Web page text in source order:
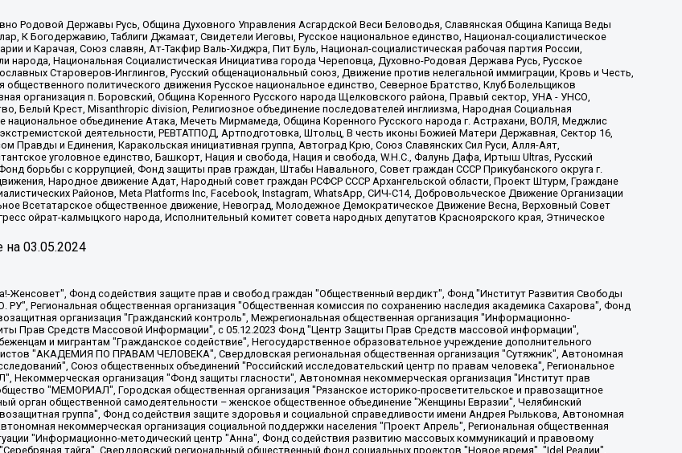
Родовой Державы Русь, Община Духовного Управления Асгардской Веси Беловодья, Славянская Община Капища Веды
К Богодержавию, Таблиги Джамаат, Свидетели Иеговы, Русское национальное единство, Национал-социалистическое
и Карачая, Союз славян, Ат-Такфир Валь-Хиджра, Пит Буль, Национал-социалистическая рабочая партия России,
Национальная Социалистическая Инициатива города Череповца, Духовно-Родовая Держава Русь, Русское
Староверов-Инглингов, Русский общенациональный союз, Движение против нелегальной иммиграции, Кровь и Честь,
политического движения Русское национальное единство, Северное Братство, Клуб Болельщиков
организация п. Боровский, Община Коренного Русского народа Щелковского района, Правый сектор, УНА - УНСО,
Белый Крест, Misanthropic division, Религиозное объединение последователей инглиизма, Народная Социальная
национальное объединение Атака, Мечеть Мирмамеда, Община Коренного Русского народа г. Астрахани, ВОЛЯ, Меджлис
деятельности, РЕВТАТПОД, Артподготовка, Штольц, В честь иконы Божией Матери Державная, Сектор 16,
и Единения, Каракольская инициативная группа, Автоград Крю, Союз Славянских Сил Руси, Алля-Аят,
уголовное единство, Башкорт, Нация и свобода, Нация и свобода, W.H.С., Фалунь Дафа, Иртыш Ultras, Русский
борьбы с коррупцией, Фонд защиты прав граждан, Штабы Навального, Совет граждан СССР Прикубанского округа г.
Народное движение Адат, Народный совет граждан РСФСР СССР Архангельской области, Проект Штурм, Граждане
Районов, Meta Platforms Inc, Facebook, Instagram, WhatsApp, СИЧ-С14, Добровольческое Движение Организации
Всетатарское общественное движение, Невоград, Молодежное Демократическое Движение Весна, Верховный Совет
ойрат-калмыцкого народа, Исполнительный комитет совета народных депутатов Красноярского края, Этническое
на 03.05.2024
с коррупцией", Автономная некоммерческая организация "Институт права и публичной политики", Баданин Роман Сергеевич, Гликин Максим Александрович, Железнова Мария Михайловна, Лукьянова Юлия Сергеевна, Маетная Елизавета Витальевна, Маняхин Петр Борисович, Чуракова Ольга Владимировна, Ярош Юлия Петровна, Юридическое лицо "The Insider SIA", зарегистрированное в Риге, Латвийская Республика (дата регистрации 26.06.2015), являющееся администратором доменного имени интернет-издания "The Insider SIA", https://theins.ru, Постернак Алексей Евгеньевич, Рубин Михаил Аркадьевич, Анин Роман Александрович, Юридическое лицо Istories fonds, зарегистрированное в Латвийской Республике (регистрационный номер 50008295751, дата регистрации 24.02.2020), Великовский Дмитрий Александрович, Долинина Ирина Николаевна, Мароховская Алеся Алексеевна, Шлейнов Роман Юрьевич, Шмагун Олеся Валентиновна, Общество с ограниченной ответственностью "Альтаир 2021", Общество с ограниченной ответственностью "Вега 2021", Общество с ограниченной ответственностью "Главный редактор 2021", Общество с ограниченной ответственностью "Ромашки монолит", Важенков Артем Валерьевич, Ивановская областная общественная организация "Центр гендерных исследований", Гурман Юрий Альбертович, Медиапроект "ОВД-Инфо", Егоров Владимир Владимирович, Жилинский Владимир Александрович, Общество с ограниченной ответственностью "ЗП", Иванова София Юрьевна, Карезина Инна Павловна, Кильтау Екатерина Викторовна, Петров Алексей Викторович, Пискунов Сергей Евгеньевич, Смирнов Сергей Сергеевич, Тихонов Михаил Сергеевич, Общество с ограниченной ответственностью "ЖУРНАЛИСТ-ИНОСТРАННЫЙ АГЕНТ", Арапова Галина Юрьевна, Вольтская Татьяна Анатольевна, Американская компания "Mason G.E.S. Anonymous Foundation" (США), являющаяся владельцем интернет-издания https://mnews.world/, Компания "Stichting Bellingcat", зарегистрированная в Нидерландах (дата регистрации 11.07.2018), Захаров Андрей Вячеславович, Клепиковская Екатерина Дмитриевна, Общество с ограниченной ответственностью "МЕМО", Перл Роман Александрович, Симонов Евгений Алексеевич, Соловьева Елена Анатольевна, Сотников Даниил Владимирович, Сурначева Елизавета Дмитриевна, Автономная некоммерческая организация по защите прав человека и информированию населения "Якутия – Наше Мнение", Общество с ограниченной ответственностью "Москоу диджитал медиа", с 26.01.2023 Общество с ограниченной ответственностью "Чайка Белые сады", Ветошкина Валерия Валерьевна, Заговора Максим Александрович, Межрегиональное общественное движение "Российская ЛГБТ - сеть", Оленичев Максим Владимирович, Павлов Иван Юрьевич, Скворцова Елена Сергеевна, Общество с ограниченной ответственностью "Как бы инагент", Кочетков Игорь Викторович, Общество с ограниченной ответственностью "Честные выборы", Еланчик Олег Александрович, Общество с ограниченной ответственностью "Нобелевский призыв", Гималова Регина Эмилевна, Григорьев Андрей Валерьевич, Григорьева Алина Александровна, Ассоциация по содействию защите прав призывников, альтернативнослужащих и военнослужащих "Правозащитная группа "Гражданин.Армия.Право", Хисамова Регина Фаритовна, Автономная некоммерческая организация по реализации социально-правовых программ "Лилит", Дальневосточное общественное движение "Маяк", Санкт-Петербургская ЛГБТ-инициативная группа "Выход", Инициативная группа ЛГБТ+ "Реверс", Алексеев Андрей Викторович, Бекбулатова Таисия Львовна, Беляев Иван Михайлович, Владыкина Елена Сергеевна, Гельман Марат Александрович, Никульшина Вероника Юрьевна, Толоконникова Надежда Андреевна, Шендерович Виктор Анатольевич, Общество с ограниченной ответственностью "Данное сообщение", Общество с ограниченной ответственностью Издательский дом "Новая глава", Айнбиндер Александра Александровна, Московский комьюнити-центр для ЛГБТ+инициатив, Благотворительный фонд развития филантропии, Deutsche Welle (Германия, Kurt-Schumacher-Strasse 3, 53113 Bonn), Борзунова Мария Михайловна, Воробьев Виктор Викторович, Голубева Анна Львовна, Константинова Алла Михайловна, Малкова Ирина Владимировна, Мурадов Мурад Абдулгалимович, Осетинская Елизавета Николаевна, Понасенков Евгений Николаевич, Ганапольский Матвей Юрьевич, Киселев Евгений Алексеевич, Борухович Ирина Григорьевна, Дремин Иван Тимофеевич, Дубровский Дмитрий Викторович, Красноярская региональная общественная организация поддержки и развития альтернативных образовательных технологий и межкультурных коммуникаций "ИНТЕРРА", Маяковская Екатерина Алексеевна, Фейгин Марк Захарович, Филимонов Андрей Викторович, Дзугкоева Регина Николаевна, Доброхотов Роман Александрович, Дудь Юрий Александрович, Елкин Сергей Владимирович, Кругликов Кирилл Игоревич, Сабунаева Мария Леонидовна, Семенов Алексей Владимирович, Шаинян Карен Багратович, Шульман Екатерина Михайловна, Асафьев Артур Валерьевич, Вахштайн Виктор Семенович, Венедиктов Алексей Алексеевич, Лушникова Екатерина Евгеньевна, Волков Леонид Михайлович, Невзоров Александр Глебович, Пархоменко Сергей Борисович, Сироткин Ярослав Николаевич, Кара-Мурза Владимир Владимирович, Баранова Наталья Владимировна, Гозман Леонид Яковлевич, Кагарлицкий Борис Юльевич, Климарев Михаил Валерьевич, Милов Владимир Станиславович, Автономная некоммерческая организация Краснодарский центр современного искусства "Типография", Моргенштерн Алишер Тагирович, Соболь Любовь Эдуардовна, Общество с ограниченной ответственностью "ЛИЗА НОРМ", Каспаров Гарри Кимович, Ходорковский Михаил Борисович, Общество с ограниченной ответственностью "Апрельские тезисы", Данилович Ирина Брониславовна, Кашин Олег Владимирович, Петров Николай Владимирович, Пивоваров Алексей Владимирович, Соколов Михаил Владимирович, Цветкова Юлия Владимировна, Чичваркин Евгений Александрович, Комитет против пыток/Команда против пыток, Общество с ограниченной ответственностью "Первый научный", Общество с ограниченной ответственностью "Вертолет и ко", Белоцерковская Вероника Борисовна, Кац Максим Евгеньевич, Лазарева Татьяна Юрьевна, Шаведдинов Руслан Табризович, Яшин Илья Валерьевич, Общество с ограниченной ответственностью "Иноагент ААВ", Алешковский Дмитрий Петрович, Альбац Евгения Марковна, Быков Дмитрий Львович, Галямина Юлия Евгеньевна, Лойко Сергей Леонидович, Мартынов Кирилл Константинович, Медведев Сергей Александрович, Крашенинников Федор Геннадиевич, Гордеева Катерина Вл